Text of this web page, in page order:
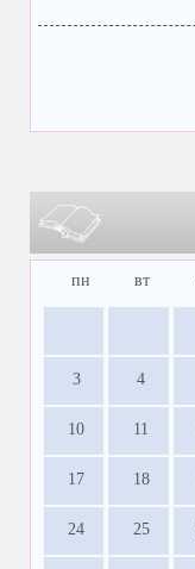
пн вт
3 4
10 11
17 18
24 25